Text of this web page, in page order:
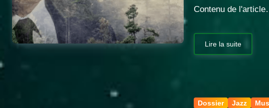
Contenu de
Lire la suite
Dossier Jazz